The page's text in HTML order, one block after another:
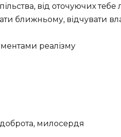
від оточуючих
ближньому, відчувати
реалізму
милосердя